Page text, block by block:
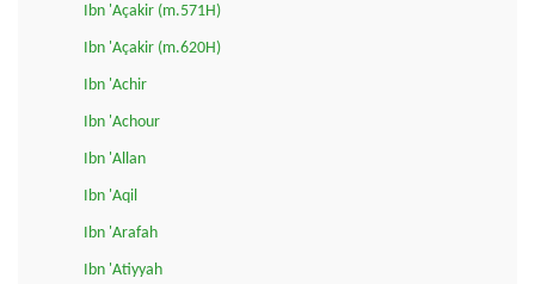
Ibn 'Açakir (m.571H)
Ibn 'Açakir (m.620H)
Ibn 'Achir
Ibn 'Achour
Ibn 'Allan
Ibn 'Aqil
Ibn 'Arafah
Ibn 'Atiyyah